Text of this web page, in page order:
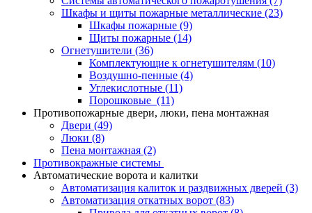
Шкафы и щиты пожарные металлические (23)
Шкафы пожарные (9)
Щиты пожарные (14)
Огнетушители (36)
Комплектующие к огнетушителям (10)
Воздушно-пенные (4)
Углекислотные (11)
Порошковые (11)
Противопожарные двери, люки, пена монтажная
Двери (49)
Люки (8)
Пена монтажная (2)
Противокражные системы
Автоматические ворота и калитки
Автоматизация калиток и раздвижных дверей (3)
Автоматизация откатных ворот (83)